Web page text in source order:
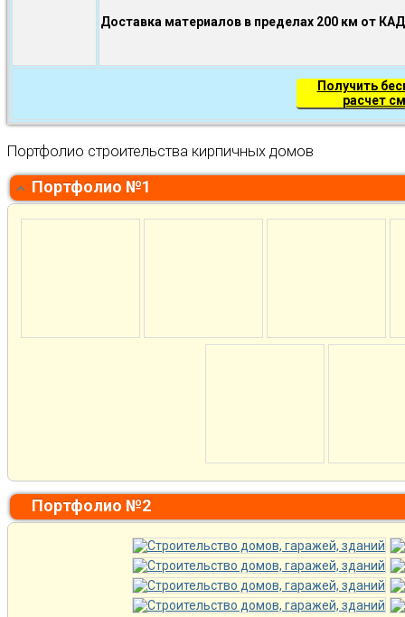
Доставка материалов в пределах 200 км от
Получить
расчет
Портфолио строительства кирпичных домов
Портфолио №1
Портфолио №2